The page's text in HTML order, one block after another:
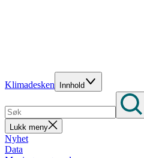
Klimadesken Innhold
Lukk meny
Nyhet
Data